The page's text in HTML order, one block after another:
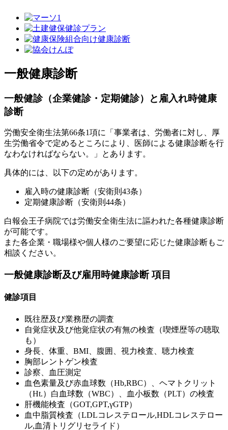
一般健康診断
一般健診（企業健診・定期健診）と雇入れ時健康
診断
労働安全衛生法第66条1項に「事業者は、労働者に対し、厚
生労働省令で定めるところにより、医師による健康診断を行
なわなければならない。」とあります。
具体的には、以下の定めがあります。
雇入時の健康診断（安衛則43条）
定期健康診断（安衛則44条）
白報会王子病院では労働安全衛生法に謳われた各種健康診断
が可能です。
また各企業・職場様や個人様のご要望に応じた健康診断もご
相談ください。
一般健康診断及び雇用時健康診断 項目
健診項目
既往歴及び業務歴の調査
自覚症状及び他覚症状の有無の検査（喫煙歴等の聴取
も）
身長、体重、BMI、腹囲、視力検査、聴力検査
胸部レントゲン検査
診察、血圧測定
血色素量及び赤血球数（Hb,RBC）、ヘマトクリット
（Ht.）白血球数（WBC）、血小板数（PLT）の検査
肝機能検査（GOT,GPT,γGTP）
血中脂質検査（LDLコレステロール,HDLコレステロー
ル,血清トリグリセライド）